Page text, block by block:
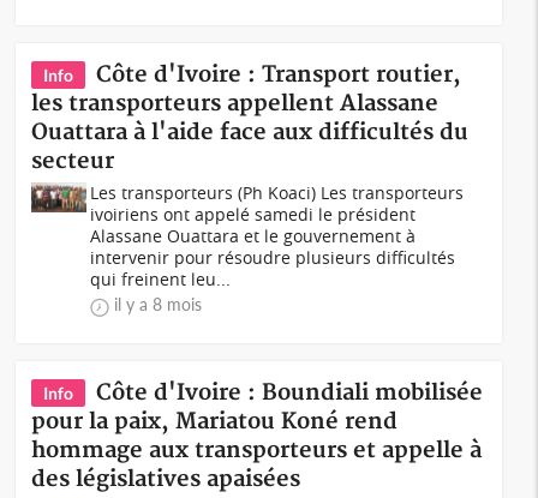
Info
Côte d'Ivoire : Transport routier,
les transporteurs appellent Alassane
Ouattara à l'aide face aux difficultés du
secteur
Les transporteurs (Ph Koaci) Les transporteurs
ivoiriens ont appelé samedi le président
Alassane Ouattara et le gouvernement à
intervenir pour résoudre plusieurs difficultés
qui freinent leu...
il y a 8 mois
Info
Côte d'Ivoire : Boundiali mobilisée
pour la paix, Mariatou Koné rend
hommage aux transporteurs et appelle à
des législatives apaisées